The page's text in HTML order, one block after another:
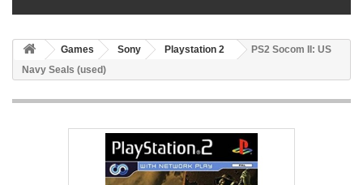
Games Sony Playstation 2
PS2 Socom II: US
Navy Seals (used)